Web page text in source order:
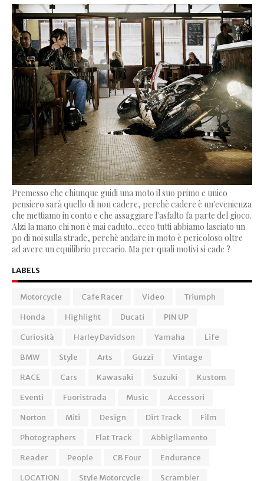
Premesso che chiunque guidi una moto il suo primo e unico
pensiero sarà quello di non cadere, perchè cadere è un'evenienza
che mettiamo in conto e che assaggiare l'asfalto fa parte del gioco.
Alzi la mano chi non è mai caduto...ecco tutti abbiamo lasciato un
po di noi sulla strade, perchè andare in moto è pericoloso oltre
ad avere un equilibrio precario. Ma per quali motivi si cade ?
LABELS
Motorcycle Cafe Racer Video
Triumph
Honda
Highlight Ducati
PIN UP
Curiosità
Harley Davidson Yamaha
Life
BMW
Style Arts Guzzi
Vintage
RACE
Cars Kawasaki Suzuki
Kustom
Eventi
Fuoristrada Music
Accessori
Norton
Miti Design Dirt Track
Film
Photographers
Flat Track
Abbigliamento
Reader
People CB Four
Endurance
LOCATION
Style Motorcycle Scrambler